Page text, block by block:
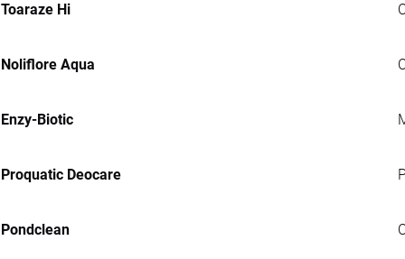
Toaraze Hi
Noliflore Aqua
Enzy-Biotic
Proquatic Deocare
Pondclean